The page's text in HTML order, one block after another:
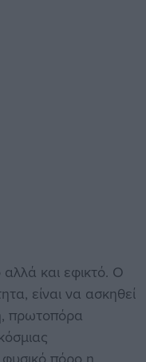
και εφικτό. Ο
είναι να ασκηθεί
πρωτοπόρα